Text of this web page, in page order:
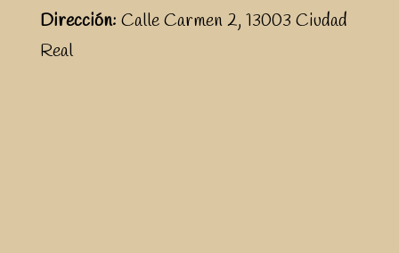
Dirección: Calle Carmen 2, 13003 Ciudad
Real